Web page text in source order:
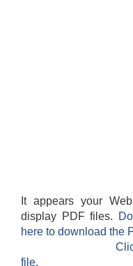
It appears your
display PDF files.
here to download the
file.